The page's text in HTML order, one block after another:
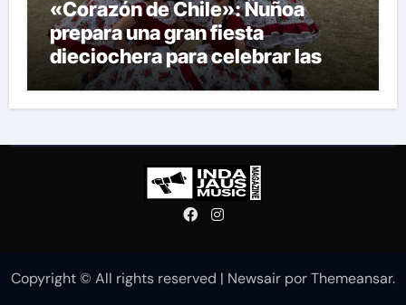
«Corazón de Chile»: Ñuñoa
prepara una gran fiesta
dieciochera para celebrar las
Fiestas Patrias
Copyright © All rights reserved | Newsair porThemeansar.